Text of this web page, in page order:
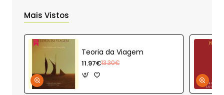
Mais Vistos
Teoria da Viagem
11.97€13.30€